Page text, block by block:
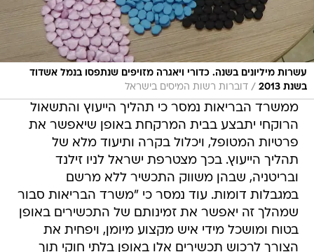
עשרות מיליונים בשנה. כדורי ויאגרה מזויפים שנתפסו בנמל אשדוד
בשנת 2013
/ דוברות רשות המיסים בישראל
ממשרד הבריאות נמסר כי תהליך הייעוץ והתשאול
הרוקחי יתבצע בבית המרקחת באופן שיאפשר את
פרטיות המטופל, ויכלול בקרה ותיעוד מלא של
תהליך הייעוץ. בכך מצטרפת ישראל לניו זילנד
ובריטניה, שבהן משווק התכשיר ללא מרשם
במגבלות דומות. עוד נמסר כי "משרד הבריאות סבור
שמהלך זה יאפשר את זמינותם של התכשירים באופן
בטוח ומושכל מידי איש מקצוע מיומן, ויפחית את
הצורך לרכוש תכשירים אלו באופן בלתי חוקי תוך